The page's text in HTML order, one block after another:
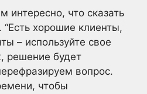
интересно, что сказать
хорошие клиенты,
– используйте свое
решение будет
вопрос.
чтобы